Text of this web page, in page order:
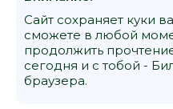
Сайт сохраняет куки
сможете в любой
продолжить
сегодня и с тобой -
браузера.